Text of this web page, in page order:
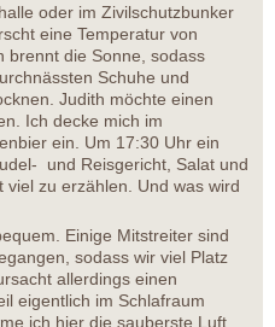
oder im Zivilschutzbunker
eine Temperatur von
brennt die Sonne, sodass
Schuhe und
Judith möchte einen
Ich decke mich im
ein. Um 17:30 Uhr ein
und Reisgericht, Salat und
viel zu erzählen. Und was wird
Einige Mitstreiter sind
sodass wir viel Platz
allerdings einen
eigentlich im Schlafraum
ich hier die sauberste Luft